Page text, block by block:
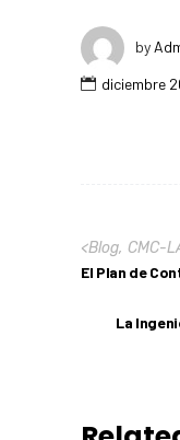
by
diciembre
<Blog, CMC-
El Plan de
La